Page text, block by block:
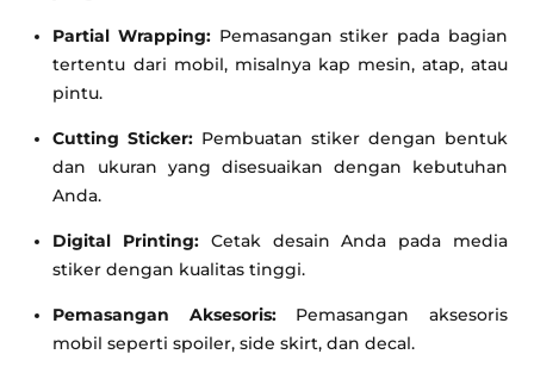
Partial Wrapping: Pemasangan stiker pada bagian
tertentu dari mobil, misalnya kap mesin, atap, atau
pintu.
Cutting Sticker: Pembuatan stiker dengan bentuk
dan ukuran yang disesuaikan dengan kebutuhan
Anda.
Digital Printing: Cetak desain Anda pada media
stiker dengan kualitas tinggi.
Pemasangan Aksesoris:Pemasangan aksesoris
mobil seperti spoiler, side skirt, dan decal.